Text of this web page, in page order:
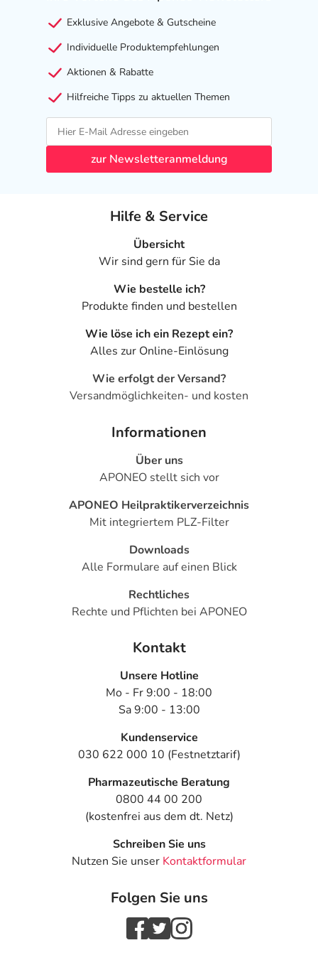
- Bindehautentzündung
- Trockene Augen
- Erhöhte Leberwerte (Transaminasen)
- Lippenentzündung
- Hautentzündung
- Trockene Haut (Xerodermie)
- Hautschuppung bzw. -abschälung (Exfoliation)
- Juckreiz (Pruritus)
- Erhöhte Blutfettwerte
- Abnahme des HDL-Cholesterins
- Verminderte Zahl an bestimmten weißen
- Kopfschmerzen
- Nasen-Rachen-Entzündung
- Erhöhtes Cholesterin
- Ausscheidung von Blutbestandteilen mit dem Urin
- Erhöhte Eiweißausscheidung im Urin (Proteinurie)
- Trockene Schleimhaut im Vaginalbereich
Bemerken Sie eine Befindlichkeitsstörung oder
Veränderung während der Behandlung, wenden Sie sich
Für die Information an dieser Stelle werden vor allem
Nebenwirkungen berücksichtigt, die bei mindestens
einem von 1.000 behandelten Patienten auftreten.
Art der Anwendung?
Nehmen Sie das Arzneimittel mit Flüssigkeit (z.B. 1 Glas
Dauer der Anwendung?
Die Anwendungsdauer richtet sich nach Art der
Beschwerde und/oder Dauer der Erkrankung und wird
deshalb nur von Ihrem Arzt bestimmt.
Es kann zu einer Vielzahl von
zu starken Kopfschmerzen, Übelkeit, Erbrechen,
dem Verdacht auf eine Überdosierung umgehend mit
Exklusive Angebote & Gutscheine
Individuelle Produktempfehlungen
Aktionen & Rabatte
Hilfreiche Tipps zu aktuellen Themen
zur Newsletteranmeldung
Hilfe & Service
Übersicht
Wir sind gern für Sie da
Wie bestelle ich?
Produkte finden und bestellen
Wie löse ich ein Rezept ein?
Alles zur Online-Einlösung
Wie erfolgt der Versand?
Versandmöglichkeiten- und kosten
Informationen
Über uns
APONEO stellt sich vor
APONEO Heilpraktikerverzeichnis
Mit integriertem PLZ-Filter
Downloads
Alle Formulare auf einen Blick
Rechtliches
Rechte und Pflichten bei APONEO
Kontakt
Unsere Hotline
Mo - Fr 9:00 - 18:00
Sa 9:00 - 13:00
Kundenservice
030 622 000 10 (Festnetztarif)
Pharmazeutische Beratung
0800 44 00 200
(kostenfrei aus dem dt. Netz)
Schreiben Sie uns
Nutzen Sie unser Kontaktformular
Folgen Sie uns